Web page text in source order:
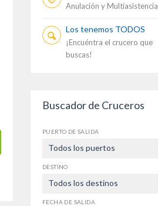
Anulación y Multiasistencia
Los tenemos TODOS
¡Encuéntra el crucero que
buscas!
Buscador de Cruceros
PUERTO DE SALIDA
Todos los puertos
DESTINO
Todos los destinos
FECHA DE SALIDA